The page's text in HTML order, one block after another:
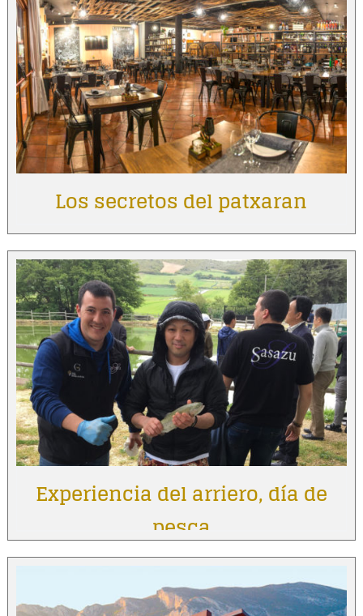
Los secretos del patxaran
Experiencia del arriero, día de
pesca